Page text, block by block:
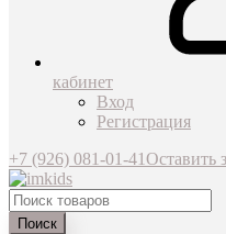
кабинет
Вход
Регистрация
+7 (926) 081-01-41Оставить
Поиск